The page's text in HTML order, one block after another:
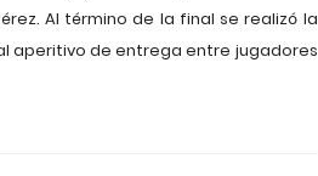
Al término de la final se realizó la
aperitivo de entrega entre jugadores